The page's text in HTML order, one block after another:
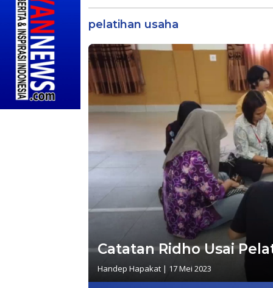
pelatihan usaha
Catatan Ridho Usai
Handep Hapakat | 17 Mei 2023